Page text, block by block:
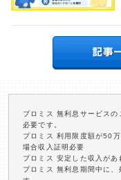
プロミス 無利息サービス
必要です。
プロミス 利用限度額が50
場合収入証明必要
プロミス 安定した収入が
プロミス 無利息期間中に、